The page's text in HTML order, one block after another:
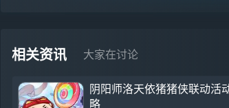
有血有肉有魂的唯美式神，羁绊
的回忆！
相关资讯 大家在讨论
阴阳师洛天依猪猪侠联动活
略